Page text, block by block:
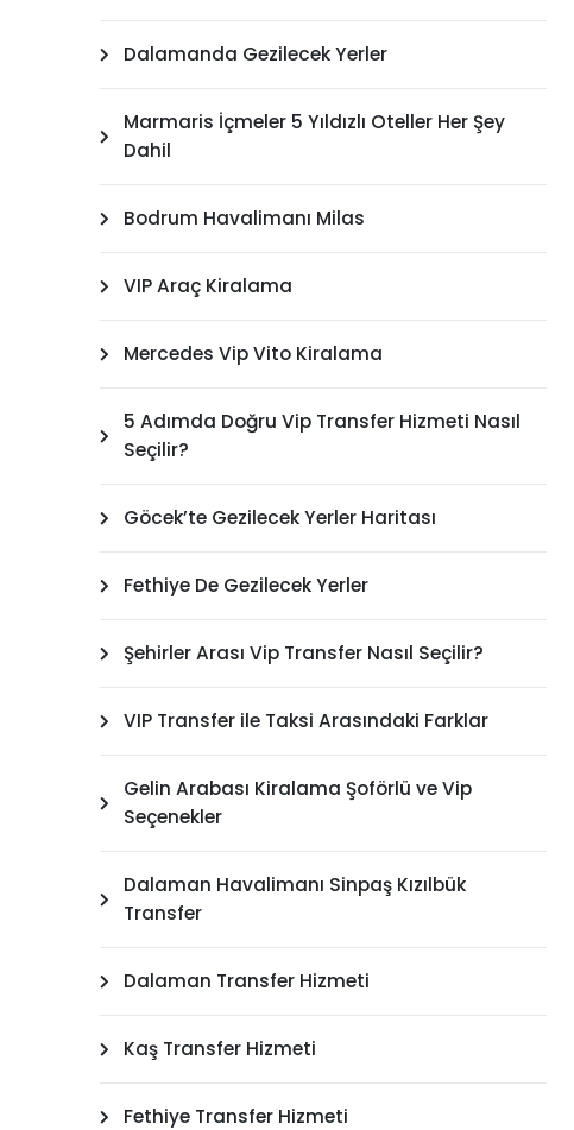
Dalamanda Gezilecek Yerler
Marmaris İçmeler 5 Yıldızlı Oteller Her Şey
Dahil
Bodrum Havalimanı Milas
VIP Araç Kiralama
Mercedes Vip Vito Kiralama
5 Adımda Doğru Vip Transfer Hizmeti Nasıl
Seçilir?
Göcek’te Gezilecek Yerler Haritası
Fethiye De Gezilecek Yerler
Şehirler Arası Vip Transfer Nasıl Seçilir?
VIP Transfer ile Taksi Arasındaki Farklar
Gelin Arabası Kiralama Şoförlü ve Vip
Seçenekler
Dalaman Havalimanı Sinpaş Kızılbük
Transfer
Dalaman Transfer Hizmeti
Kaş Transfer Hizmeti
Fethiye Transfer Hizmeti